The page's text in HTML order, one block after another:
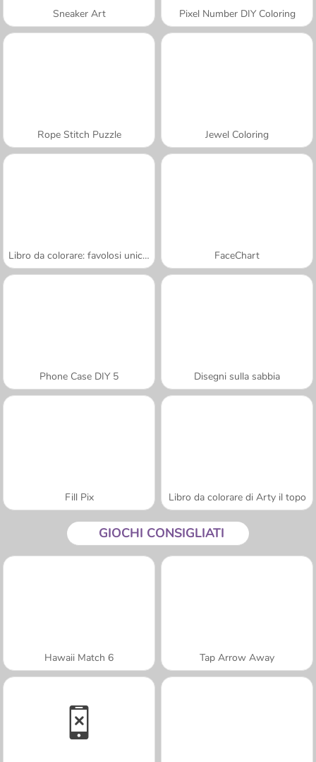
Sneaker Art Pixel Number DIY Coloring
Rope Stitch Puzzle Jewel Coloring
Libro da colorare: favolosi unicorni FaceChart
Phone Case DIY 5 Disegni sulla sabbia
Fill Pix Libro da colorare di Arty il topo
GIOCHI CONSIGLIATI
Hawaii Match 6 Tap Arrow Away